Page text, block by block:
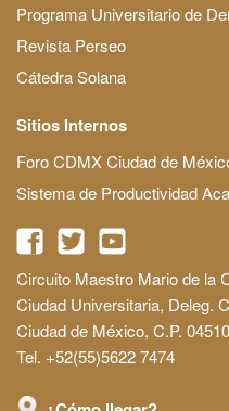
Programa Universitario de
Revista Perseo
Cátedra Solana
Sitios Internos
Foro CDMX Ciudad de
Sistema de Productividad
Circuito Maestro Mario de la
Ciudad Universitaria, Deleg.
Ciudad de México, C.P. 04510
Tel. +52(55)5622 7474